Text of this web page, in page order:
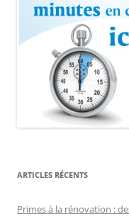
ARTICLES RÉCENTS
Primes à la rénovation :